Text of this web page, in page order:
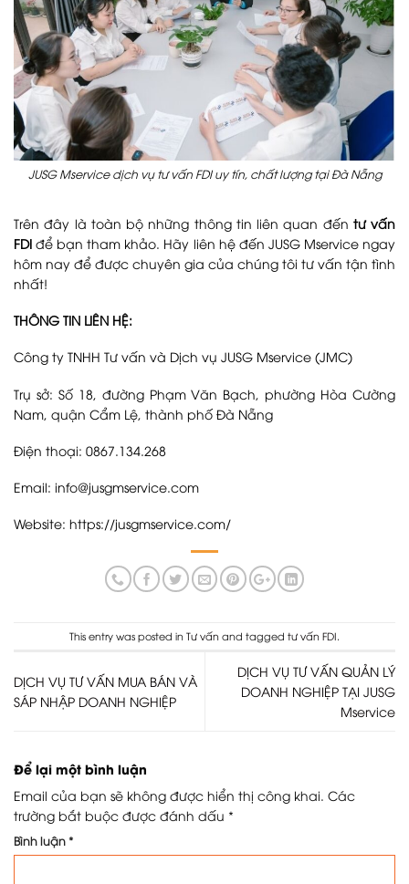
JUSG Mservice dịch vụ tư vấn FDI uy tín, chất lượng tại Đà Nẵng
Trên đây là toàn bộ những thông tin liên quan đến tư vấn
FDI để bạn tham khảo. Hãy liên hệ đến JUSG Mservice ngay
hôm nay để được chuyên gia của chúng tôi tư vấn tận tình
nhất!
THÔNG TIN LIÊN HỆ:
Công ty TNHH Tư vấn và Dịch vụ JUSG Mservice (JMC)
Trụ sở: Số 18, đường Phạm Văn Bạch, phường Hòa Cường
Nam, quận Cẩm Lệ, thành phố Đà Nẵng
Điện thoại: 0867.134.268
Email: info@jusgmservice.com
Website: https://jusgmservice.com/
This entry was posted in Tư vấn and tagged tư vấn FDI.
DỊCH VỤ TƯ VẤN MUA BÁN VÀ
SÁP NHẬP DOANH NGHIỆP
DỊCH VỤ TƯ VẤN QUẢN LÝ
DOANH NGHIỆP TẠI JUSG
Mservice
Để lại một bình luận
Email của bạn sẽ không được hiển thị công khai. Các
trường bắt buộc được đánh dấu *
Bình luận *